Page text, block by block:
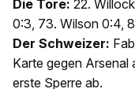
Die Tore: 22.
0:3, 73. Wilson 0:4,
Der Schweizer:
Karte gegen Arsenal
erste Sperre ab.